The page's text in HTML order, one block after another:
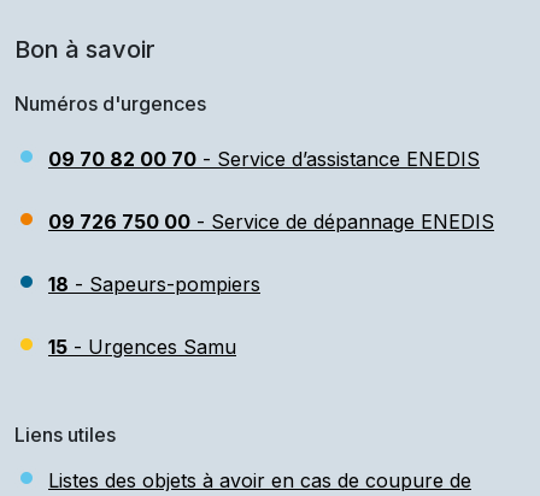
Bon à savoir
Numéros d'urgences
09 70 82 00 70 - Service d’assistance ENEDIS
09 726 750 00 - Service de dépannage ENEDIS
18 - Sapeurs-pompiers
15 - Urgences Samu
Liens utiles
Listes des objets à avoir en cas de coupure de